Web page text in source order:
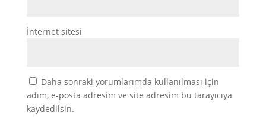
İnternet sitesi
Daha sonraki yorumlarımda kullanılması için
adım, e-posta adresim ve site adresim bu tarayıcıya
kaydedilsin.